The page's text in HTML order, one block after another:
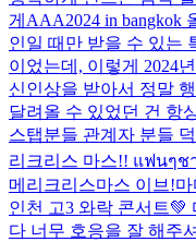
게 AAA2024 in bangkok
인일 때만 받을 수 있는
이었는데, 이렇게 2024
신인상을 받아서 정말
달려올 수 있었던 건 항
스탭분들 관계자 분들
리크리스 마스!! แฟนๆ
메리크리스마스 이브!
인천 고3 와락 콘서트💚
다 너무 호응을 잘 해주